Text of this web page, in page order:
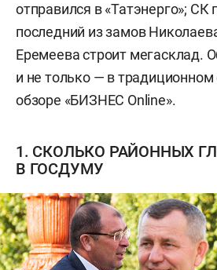
отправился в «Татэнерго»; СК
последний из замов
Еремеева строит мегасклад.
и не только — в
обзоре «БИЗНЕС Online».
1. СКОЛЬКО РАЙОННЫХ
В ГОСДУМУ